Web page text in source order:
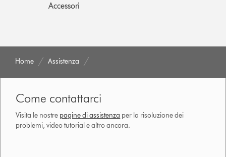
Accessori
Home Assistenza
Come contattarci
Visita le nostre pagine di assistenza per la risoluzione dei
problemi, video tutorial e altro ancora.